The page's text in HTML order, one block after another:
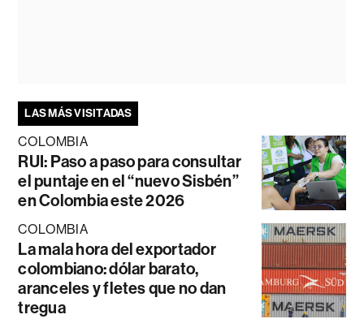
LAS MÁS VISITADAS
COLOMBIA
RUI: Paso a paso para consultar
el puntaje en el “nuevo Sisbén”
en Colombia este 2026
COLOMBIA
La mala hora del exportador
colombiano: dólar barato,
aranceles y fletes que no dan
tregua